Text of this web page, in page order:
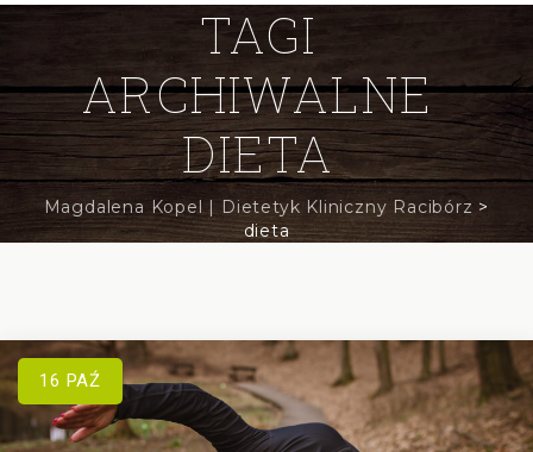
TAGI
ARCHIWALNE
DIETA
Magdalena Kopel | Dietetyk Kliniczny Racibórz >
dieta
16 PAŹ